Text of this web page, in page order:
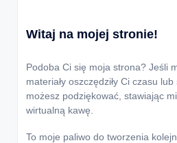
Witaj na mojej stronie!
Podoba Ci się moja strona? Jeśli
materiały oszczędziły Ci czasu lub
możesz podziękować, stawiając mi
wirtualną kawę.
To moje paliwo do tworzenia